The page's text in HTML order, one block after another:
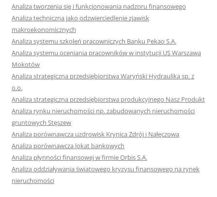
Analiza tworzenia się i funkcjonowania nadzoru finansowego
Analiza techniczna jako odzwierciedlenie zjawisk
makroekonomicznych
Analiza systemu szkoleń pracowniczych Banku Pekao S.A.
Analiza systemu oceniania pracowników w instytucji US Warszawa
Mokotów
Analiza strategiczna przedsiębiorstwa Waryński Hydraulika sp. z
o.o.
Analiza strategiczna przedsiębiorstwa produkcyjnego Nasz Produkt
Analiza rynku nieruchomości np. zabudowanych nieruchomości
gruntowych Stęszew
Analiza porównawcza uzdrowisk Krynica Zdrój i Nałęczowa
Analiza porównawcza lokat bankowych
Analiza płynności finansowej w firmie Orbis S.A.
Analiza oddziaływania światowego kryzysu finansowego na rynek
nieruchomości